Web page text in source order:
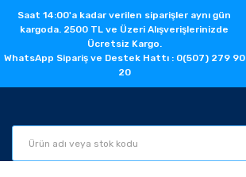
Saat 14:00'a kadar verilen siparişler aynı gün
kargoda. 2500 TL ve Üzeri Alışverişlerinizde
Ücretsiz Kargo.
WhatsApp Sipariş ve Destek Hattı : 0(507) 279 90
20